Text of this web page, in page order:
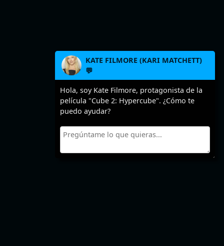
KATE FILMORE (KARI MATCHETT)
💬
Hola, soy Kate Filmore, protagonista de la
película "Cube 2: Hypercube". ¿Cómo te
puedo ayudar?